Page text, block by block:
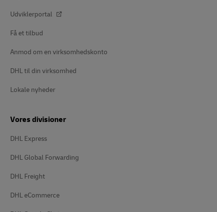
Udviklerportal
Få et tilbud
Anmod om en virksomhedskonto
DHL til din virksomhed
Lokale nyheder
Vores divisioner
DHL Express
DHL Global Forwarding
DHL Freight
DHL eCommerce